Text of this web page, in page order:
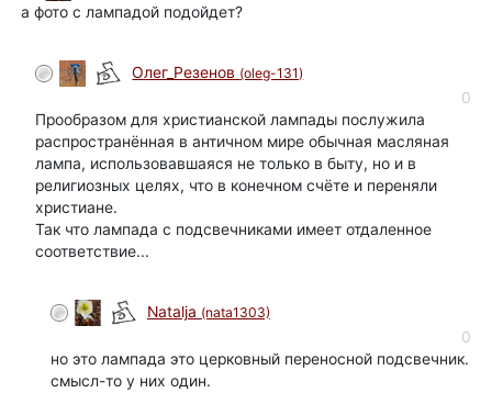
а фото с лампадой подойдет?
Олег_Резенов (oleg-131)
0
Прообразом для христианской лампады послужила
распространённая в античном мире обычная масляная
лампа, использовавшаяся не только в быту, но и в
религиозных целях, что в конечном счёте и переняли
христиане.
Так что лампада с подсвечниками имеет отдаленное
соответствие...
Natalja (nata1303)
0
но это лампада это церковный переносной подсвечник.
смысл-то у них один.